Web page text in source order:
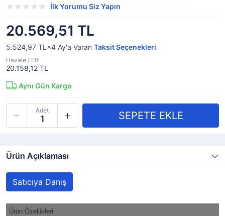
İlk Yorumu Siz Yapın
20.569,51 TL
5.524,97 TL×4 Ay'a Varan Taksit Seçenekleri
Havale / Eft
20.158,12 TL
Aynı Gün Kargo
Adet
Ürün Açıklaması
Satıcıya Danış
Ürün Özellikleri